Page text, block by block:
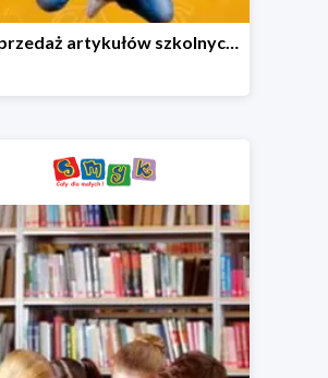
Wyprzedaż artykułów szkolnych w Smyku do -80%